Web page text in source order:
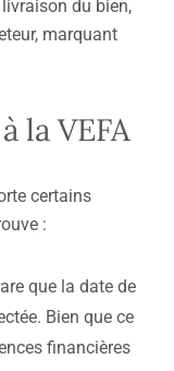
livraison du bien,
marquant
la VEFA
certains
:
que la date de
Bien que ce
financières